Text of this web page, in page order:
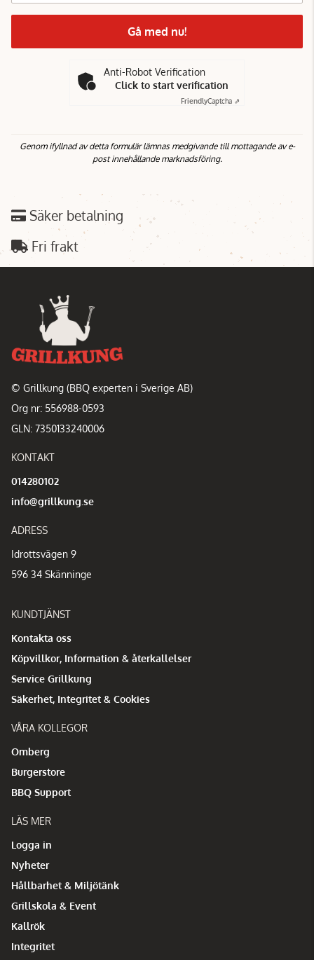
Gå med nu!
Anti-Robot Verification
Click to start verification
FriendlyCaptcha ⇗
Genom ifyllnad av detta formulär lämnas medgivande till mottagande av e-
post innehållande marknadsföring.
Säker betalning
Fri frakt
© Grillkung (BBQ experten i Sverige AB)
Org nr: 556988-0593
GLN: 7350133240006
KONTAKT
014280102
info@grillkung.se
ADRESS
Idrottsvägen 9
596 34 Skänninge
KUNDTJÄNST
Kontakta oss
Köpvillkor, Information & återkallelser
Service Grillkung
Säkerhet, Integritet & Cookies
VÅRA KOLLEGOR
Omberg
Burgerstore
BBQ Support
LÄS MER
Logga in
Nyheter
Hållbarhet & Miljötänk
Grillskola & Event
Kallrök
Integritet